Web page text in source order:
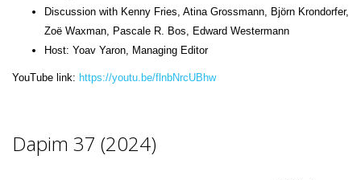
Discussion with Kenny Fries, Atina Grossmann, Björn Krondorfer,
Zoë Waxman, Pascale R. Bos, Edward Westermann
Host: Yoav Yaron, Managing Editor
YouTube link: https://youtu.be/flnbNrcUBhw
Dapim 37 (2024)